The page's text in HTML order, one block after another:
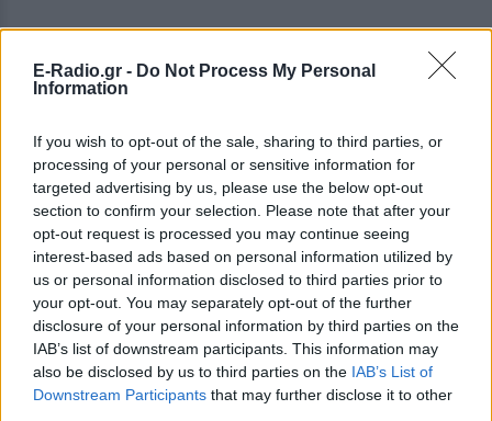
E-Radio.gr - Do Not Process My Personal
Information
If you wish to opt-out of the sale, sharing to third parties, or
processing of your personal or sensitive information for
targeted advertising by us, please use the below opt-out
section to confirm your selection. Please note that after your
opt-out request is processed you may continue seeing
interest-based ads based on personal information utilized by
us or personal information disclosed to third parties prior to
your opt-out. You may separately opt-out of the further
disclosure of your personal information by third parties on the
IAB’s list of downstream participants. This information may
also be disclosed by us to third parties on the IAB’s List of
Downstream Participants that may further disclose it to other
ΔΕΙΤΕ ΕΠΙΣΗΣ